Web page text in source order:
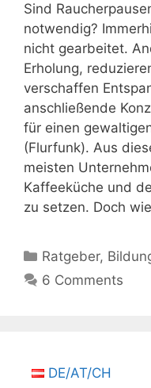
Sind
notwendig?
nicht gearbeitet.
Erholung,
verschaffen
anschließende
für einen
(Flurfunk). Aus
meisten
Kaffeeküche und
zu setzen. Doch
Kategorien
Ratgeber,
6 Comments
DE/AT/CH